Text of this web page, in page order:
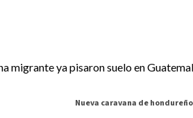
Nueva caravana de